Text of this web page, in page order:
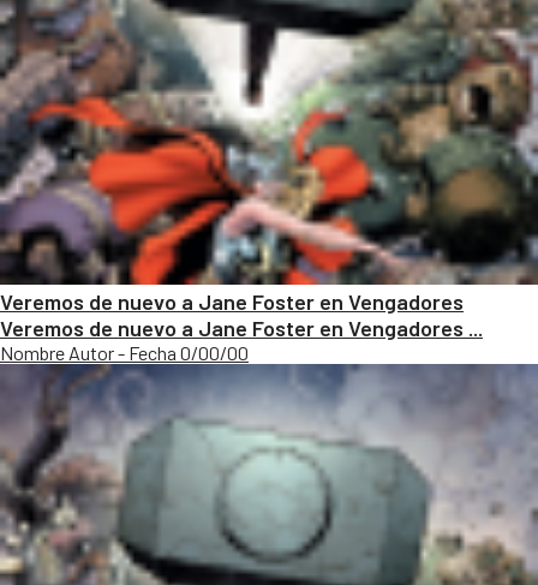
Veremos de nuevo a Jane Foster en Vengadores
Veremos de nuevo a Jane Foster en Vengadores ...
Nombre Autor - Fecha 0/00/00